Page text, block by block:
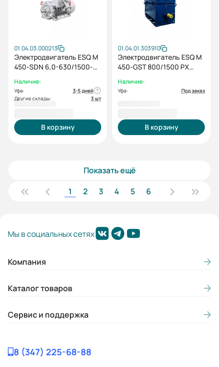
01.04.03.000213
Электродвигатель ESQ M
450-SDN 6,0-630/1500-
IM1001
Наличие:
Уфа:
3-5 дней
Другие склады:
3 шт
В корзину
01.04.01.303910
Электродвигатель ESQ M
450-GST 800/1500 PX
Наличие:
Уфа: Под заказ
В корзину
Показать ещё
1
2 3 4 5 6
Мы в социальных сетях
Компания
Каталог товаров
Сервис и поддержка
8 (347) 225-68-88